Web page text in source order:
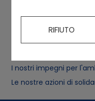
Il marchio Okaidi
I nostri impegni per
Le nostre azioni di
RIFIUTO